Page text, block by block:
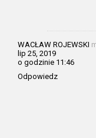
WACŁAW ROJEWSKI
lip 25, 2019
o godzinie 11:46
Odpowiedz